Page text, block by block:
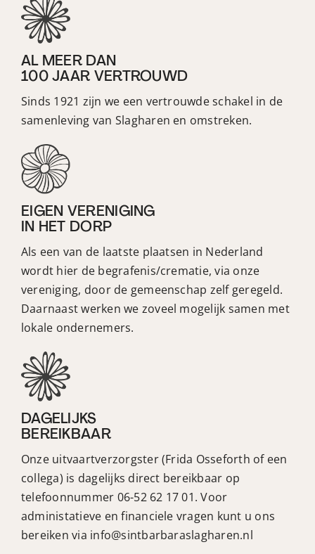
AL MEER DAN
100 JAAR VERTROUWD
Sinds 1921 zijn we een vertrouwde schakel in de
samenleving van Slagharen en omstreken.
EIGEN VERENIGING
IN HET DORP
Als een van de laatste plaatsen in Nederland
wordt hier de begrafenis/crematie, via onze
vereniging, door de gemeenschap zelf geregeld.
Daarnaast werken we zoveel mogelijk samen met
lokale ondernemers.
DAGELIJKS
BEREIKBAAR
Onze uitvaartverzorgster (Frida Osseforth of een
collega) is dagelijks direct bereikbaar op
telefoonnummer 06-52 62 17 01. Voor
administatieve en financiele vragen kunt u ons
bereiken via info@sintbarbaraslagharen.nl